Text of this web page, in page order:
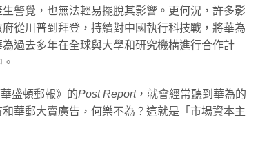
警覺，也無法輕易擺脫其影響。更何況，許多影
從川普到拜登，持續對中國執行科技戰，將華為
過去多年在全球與大學和研究機構進行合作計
盛頓郵報》的Post Report，就會經常聽到華為的
華郵大賣廣告，何樂不為？這就是「市場資本主